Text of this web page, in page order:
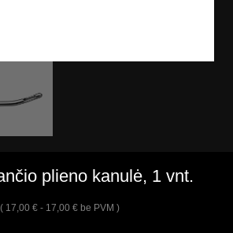
plieno kanulė, 1 vnt.
( 17,00 € - 17,00 € be PVM )